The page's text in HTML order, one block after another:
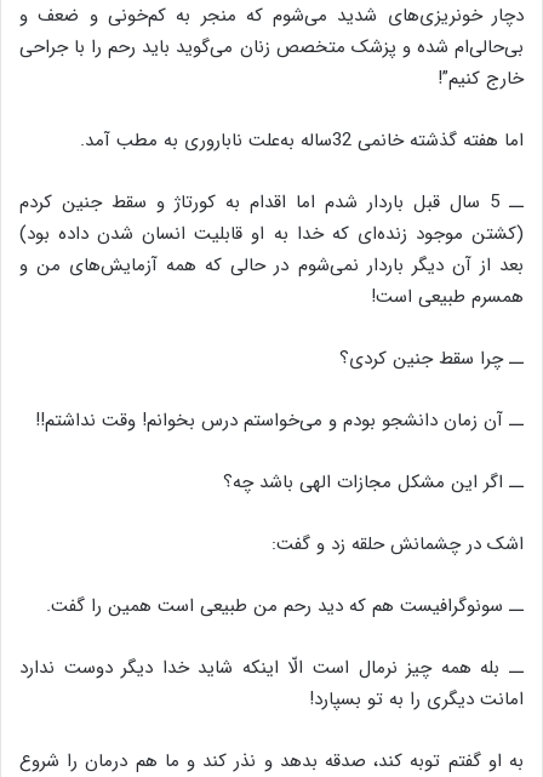
دچار خونریزی‌های شدید می‌شوم که منجر به کم‏‌خونی و ضعف و
بی‌حالی‌ام شده و پزشک متخصص زنان می‌گوید باید رحم را با جراحی
خارج کنیم”!
اما هفته گذشته خانمی 32ساله به‌علت ناباروری به مطب آمد.
ــ 5 سال قبل باردار شدم اما اقدام به کورتاژ و سقط جنین کردم
(کشتن موجود زنده‌ای که خدا به او قابلیت انسان شدن داده بود)
بعد از آن دیگر باردار نمی‌شوم در حالی که همه آزمایش‌های من و
همسرم طبیعی است!
ــ چرا سقط جنین کردی؟
ــ آن زمان دانشجو بودم و می‌خواستم درس بخوانم! وقت نداشتم!!
ــ اگر این مشکل مجازات الهی باشد چه؟
اشک در چشمانش حلقه زد و گفت:
ــ سونوگرافیست هم که دید رحم من طبیعی است همین را گفت.
ــ بله همه چیز نرمال است الّا اینکه شاید خدا دیگر دوست ندارد
امانت دیگری را به تو بسپارد!
به او گفتم توبه کند، صدقه بدهد و نذر کند و ما هم درمان را شروع